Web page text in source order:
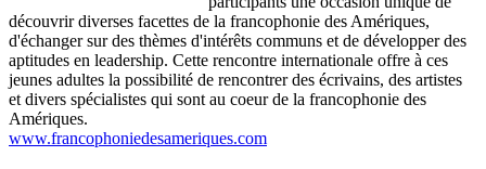
découvrir diverses facettes de la francophonie des Amériques,
d'échanger sur des thèmes d'intérêts communs et de développer des
aptitudes en leadership. Cette rencontre internationale offre à ces
jeunes adultes la possibilité de rencontrer des écrivains, des artistes
et divers spécialistes qui sont au coeur de la francophonie des
Amériques.
www.francophoniedesameriques.com